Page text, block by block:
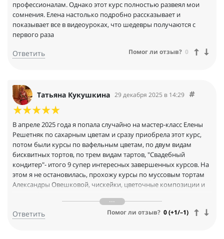
профессионалам. Однако этот курс полностью развеял мои
сомнения. Елена настолько подробно рассказывает и
показывает все в видеоуроках, что шедевры получаются с
первого раза
Ответить Помог ли отзыв? 0
Татьяна Кукушкина 29 декабря 2025 в 14:29
В апреле 2025 года я попала случайно на мастер-класс Елены
Решетняк по сахарным цветам и сразу приобрела этот курс,
потом были курсы по вафельным цветам, по двум видам
бисквитных тортов, по трем видам тартов, "Свадебный
кондитер"- итого 9 супер интересных завершенных курсов. На
этом я не остановилась, прохожу курсы по муссовым тортам
Александры Овешковой, чискейки, цветочные композиции и
потому что очень хорошие техкарты с выверенными до
грамма ингредиентами, очень подробные профессионально
Ответить Помог ли отзыв? 0 (+1/–1)